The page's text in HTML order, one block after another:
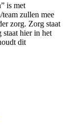
is met
zullen mee
zorg. Zorg staat
staat hier in het
dit